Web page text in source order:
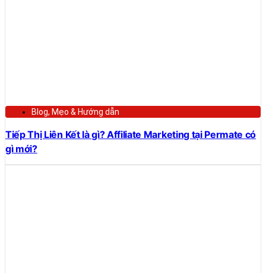
Blog, Mẹo & Hướng dẫn
Tiếp Thị Liên Kết là gì? Affiliate Marketing tại Permate có
gì mới?